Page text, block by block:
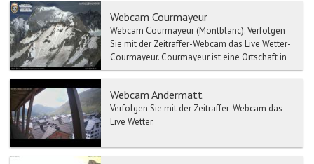
Webcam Courmayeur
Webcam Courmayeur (Montblanc): Verfolgen
Sie mit der Zeitraffer-Webcam das Live Wetter-
Courmayeur. Courmayeur ist eine Ortschaft in
d...
Webcam Andermatt
Verfolgen Sie mit der Zeitraffer-Webcam das
Live Wetter.